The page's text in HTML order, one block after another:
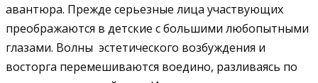
авантюра. Прежде серьезные лица участвующих
преображаются в детские с большими любопытными
глазами. Волны эстетического возбуждения и
восторга перемешиваются воедино, разливаясь по